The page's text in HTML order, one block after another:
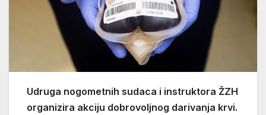
Udruga nogometnih sudaca i instruktora ŽZH
organizira akciju dobrovoljnog darivanja krvi.